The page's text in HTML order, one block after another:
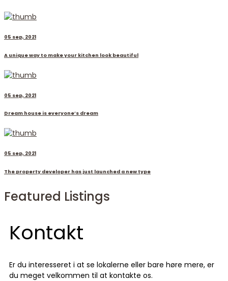
05 sep, 2021
A unique way to make your kitchen look beautiful
05 sep, 2021
Dream house is everyone’s dream
05 sep, 2021
The property developer has just launched a new type
Featured Listings
Kontakt
Er du interesseret i at se lokalerne eller bare høre mere, er
du meget velkommen til at kontakte os.